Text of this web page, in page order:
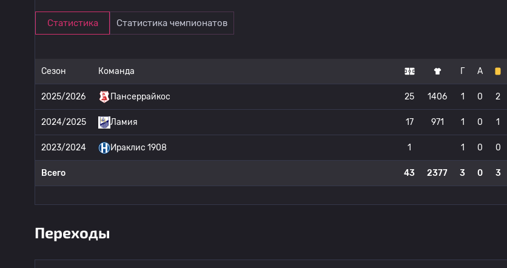
Статистика Статистика чемпионатов
Сезон Команда Г А
2025/2026 Пансеррайкос 25 1406 1 0 2
2024/2025 Ламия 17 971 1 0 1
2023/2024 Ираклис 1908 1 1 0 0
Всего 43 2377 3 0 3
Переходы